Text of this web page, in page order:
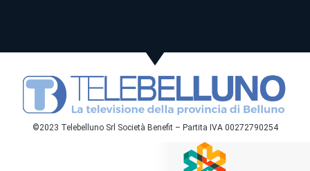
©2023 Telebelluno Srl Società Benefit – Partita IVA 00272790254